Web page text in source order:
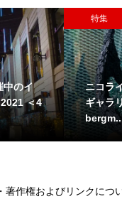
中のイ
＜4
特集
ニコラ
ギャラ
著作権およびリンクにつ